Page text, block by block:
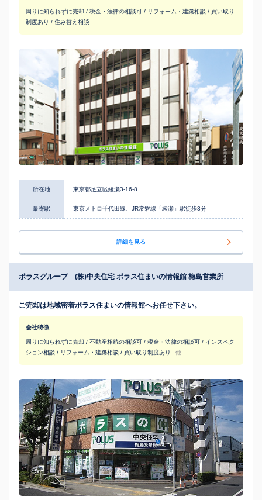
周りに知られずに売却 / 税金・法律の相談可 / リフォーム・建築相談 / 買い取り
制度あり / 住み替え相談
所在地 東京都足立区綾瀬3-16-8
最寄駅 東京メトロ千代田線、JR常磐線「綾瀬」駅徒歩3分
詳細を見る
ポラスグループ (株)中央住宅 ポラス住まいの情報館 梅島営業所
ご売却は地域密着ポラス住まいの情報館へお任せ下さい。
会社特徴
周りに知られずに売却 / 不動産相続の相談可 / 税金・法律の相談可 / インスペク
ション相談 / リフォーム・建築相談 / 買い取り制度あり
他...